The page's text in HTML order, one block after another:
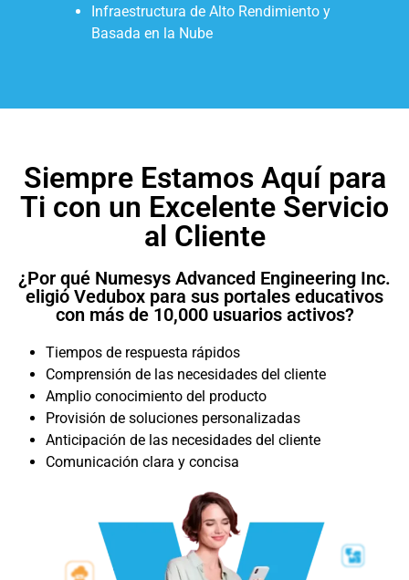
Infraestructura de Alto Rendimiento y
Basada en la Nube
Siempre Estamos Aquí para
Ti con un Excelente Servicio
al Cliente
¿Por qué Numesys Advanced Engineering Inc.
eligió Vedubox para sus portales educativos
con más de 10,000 usuarios activos?
Tiempos de respuesta rápidos
Comprensión de las necesidades del cliente
Amplio conocimiento del producto
Provisión de soluciones personalizadas
Anticipación de las necesidades del cliente
Comunicación clara y concisa